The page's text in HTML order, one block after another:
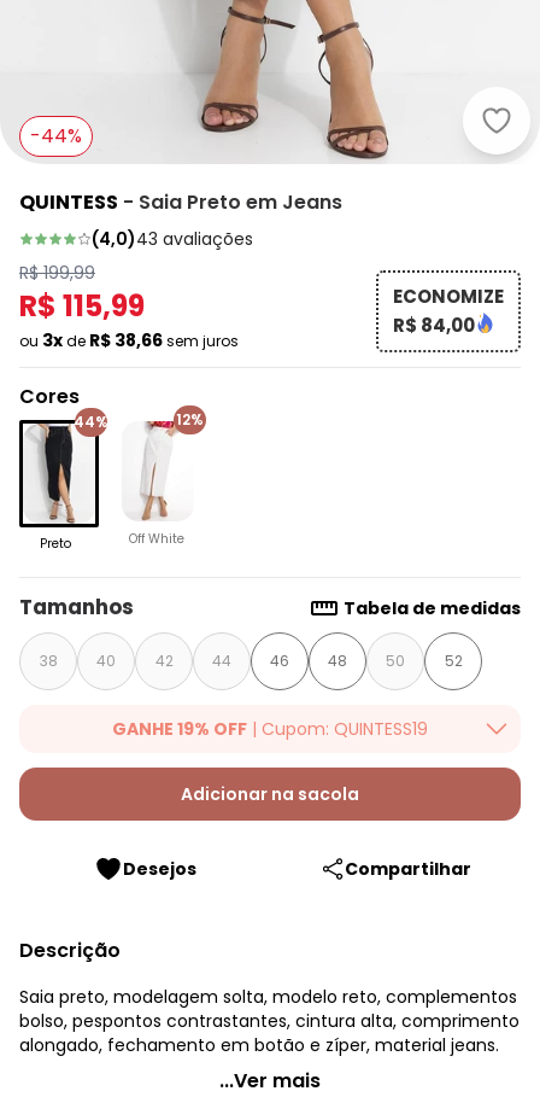
-44%
QUINTESS - Saia Preto em Jeans
(4,0)43 avaliações
R$ 199,99
R$ 115,99
ou 3xde R$ 38,66sem juros
ECONOMIZE
R$ 84,00
Cores
44%
Preto
12%
Off White
Tamanhos Tabela de medidas
38 40 42 44 46 48 50 52
GANHE 19% OFF | Cupom: QUINTESS19
Ganhe 19% OFF Extra em qualquer valor, usando o cupom:
QUINTESS19. Válido para toda loja Quintess, até 07/08/2026.
Adicionar na sacola
Desejos Compartilhar
Descrição
Saia preto, modelagem solta, modelo reto, complementos
bolso, pespontos contrastantes, cintura alta, comprimento
alongado, fechamento em botão e zíper, material jeans.
Quintess - Saia Preto em Jeans
...Ver mais